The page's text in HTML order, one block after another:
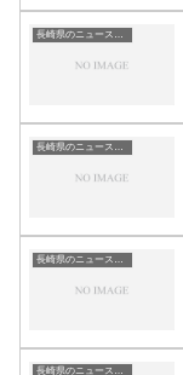
長崎県のニュース一覧